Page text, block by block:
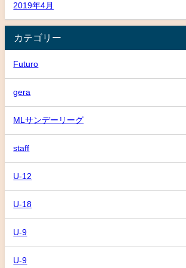
2019年4月
カテゴリー
Futuro
gera
MLサンデーリーグ
staff
U-12
U-18
U-9
U-9